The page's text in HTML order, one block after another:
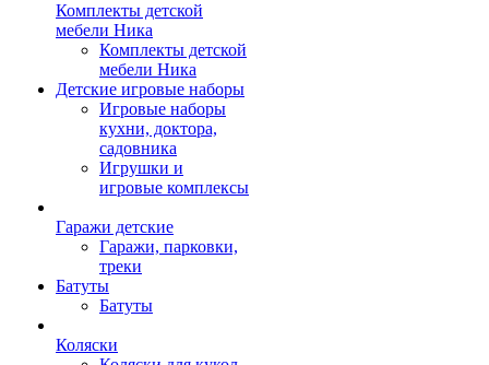
Комплекты детской
мебели Ника
Комплекты детской
мебели Ника
Детские игровые наборы
Игровые наборы
кухни, доктора,
садовника
Игрушки и
игровые комплексы
Гаражи детские
Гаражи, парковки,
треки
Батуты
Батуты
Коляски